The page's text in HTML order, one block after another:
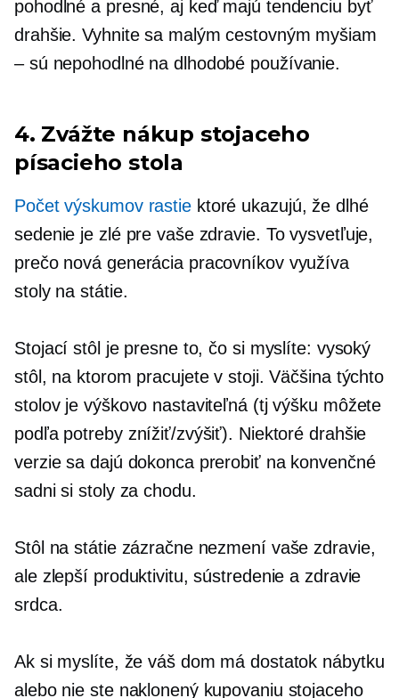
pohodlné a presné, aj keď majú tendenciu byť
drahšie. Vyhnite sa malým cestovným myšiam
– sú nepohodlné na dlhodobé používanie.
4. Zvážte nákup stojaceho
písacieho stola
Počet výskumov rastiektoré ukazujú, že dlhé
sedenie je zlé pre vaše zdravie. To vysvetľuje,
prečo nová generácia pracovníkov využíva
stoly na státie.
Stojací stôl je presne to, čo si myslíte: vysoký
stôl, na ktorom pracujete v stoji. Väčšina týchto
stolov je výškovo nastaviteľná (tj výšku môžete
podľa potreby znížiť/zvýšiť). Niektoré drahšie
verzie sa dajú dokonca prerobiť na konvenčné
sadni si stoly za chodu.
Stôl na státie zázračne nezmení vaše zdravie,
ale zlepší produktivitu, sústredenie a zdravie
srdca.
Ak si myslíte, že váš dom má dostatok nábytku
alebo nie ste naklonený kupovaniu stojaceho